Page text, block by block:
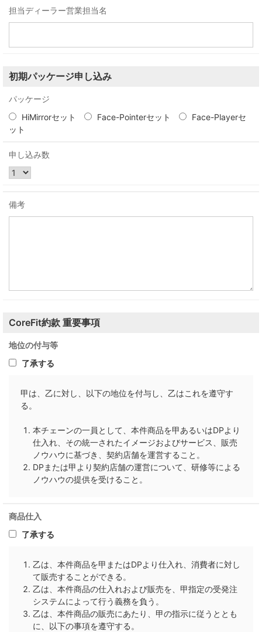
担当ディーラー営業担当名
初期パッケージ申し込み
パッケージ
HiMirrorセット
Face-Pointerセット
Face-Playerセ
ット
申し込み数
備考
CoreFit約款 重要事項
地位の付与等
了承する
甲は、乙に対し、以下の地位を付与し、乙はこれを遵守す
る。
本チェーンの一員として、本件商品を甲あるいはDPより
仕入れ、その統一されたイメージおよびサービス、販売
ノウハウに基づき、契約店舗を運営すること。
DPまたは甲より契約店舗の運営について、研修等による
ノウハウの提供を受けること。
商品仕入
了承する
乙は、本件商品を甲またはDPより仕入れ、消費者に対し
て販売することができる。
乙は、本件商品の仕入れおよび販売を、甲指定の受発注
システムによって行う義務を負う。
乙は、本件商品の販売にあたり、甲の指示に従うととも
に、以下の事項を遵守する。